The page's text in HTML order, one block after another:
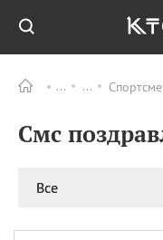
Смс
Все